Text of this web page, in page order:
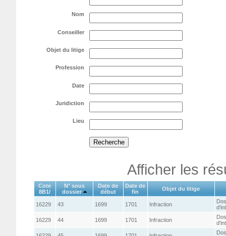
Nom
Conseiller
Objet du litige
Profession
Date
Juridiction
Lieu
Afficher les
Cote
8B1/
N° sous
dossier
Date de
début
Date de
fin
Objet du litige
16229 43 1699 1701 Infraction
16229 44 1699 1701 Infraction